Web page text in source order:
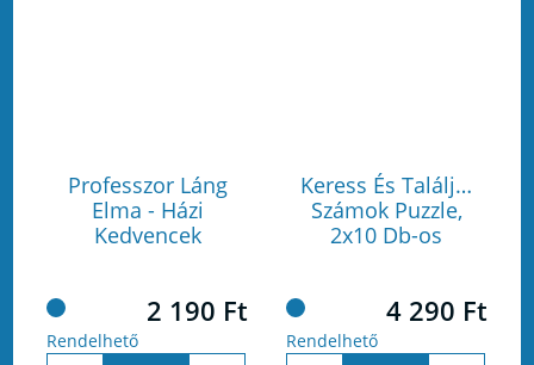
Professzor Láng
Elma - Házi
Kedvencek
2 190 Ft
Rendelhető
Keress És Találj…
Számok Puzzle,
2x10 Db-os
4 290 Ft
Rendelhető